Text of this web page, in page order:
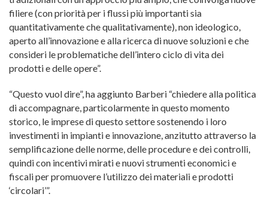
filiere (con priorità per i flussi più importanti sia
quantitativamente che qualitativamente), non ideologico,
aperto all’innovazione e alla ricerca di nuove soluzioni e che
consideri le problematiche dell’intero ciclo di vita dei
prodotti e delle opere”.
“Questo vuol dire”, ha aggiunto Barberi “chiedere alla politica
di accompagnare, particolarmente in questo momento
storico, le imprese di questo settore sostenendo i loro
investimenti in impianti e innovazione, anzitutto attraverso la
semplificazione delle norme, delle procedure e dei controlli,
quindi con incentivi mirati e nuovi strumenti economici e
fiscali per promuovere l’utilizzo dei materiali e prodotti
‘circolari’”.